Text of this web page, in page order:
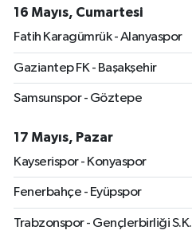
16 Mayıs, Cumartesi
Fatih Karagümrük - Alanyaspor
Gaziantep FK - Başakşehir
Samsunspor - Göztepe
17 Mayıs, Pazar
Kayserispor - Konyaspor
Fenerbahçe - Eyüpspor
Trabzonspor - Gençlerbirliği S.K.